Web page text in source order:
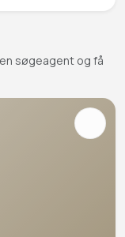
søgeagent og få